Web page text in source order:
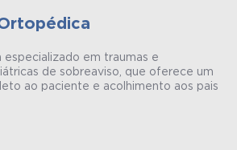
em traumas e
de sobreaviso, que oferece um
ao paciente e acolhimento aos pais